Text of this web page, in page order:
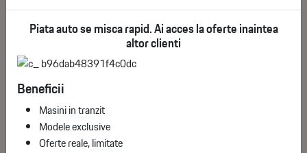
Piata auto se misca rapid. Ai acces la oferte inaintea
altor clienti
Beneficii
Masini in tranzit
Modele exclusive
Oferte reale, limitate